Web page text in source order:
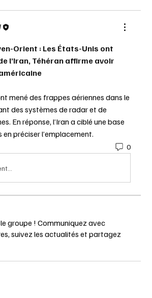
Orient : Les États-Unis ont
l’Iran, Téhéran affirme avoir
mené des frappes aériennes dans le
des systèmes de radar et de
En réponse, l’Iran a ciblé une base
en préciser l’emplacement.
0
groupe ! Communiquez avec
suivez les actualités et partagez